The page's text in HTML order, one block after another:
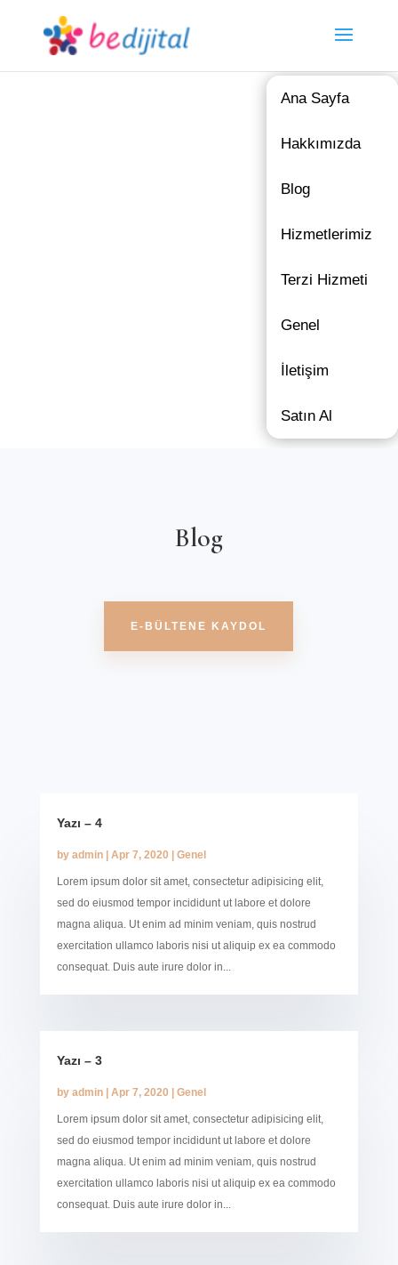
Ana Sayfa
Hakkımızda
Blog
Hizmetlerimiz
Terzi Hizmeti
Genel
İletişim
Satın Al
Blog
E-BÜLTENE KAYDOL
Yazı – 4
by admin| Apr 7, 2020 Genel
Lorem ipsum dolor sit amet, consectetur adipisicing elit,
sed do eiusmod tempor incididunt ut labore et dolore
magna aliqua. Ut enim ad minim veniam, quis nostrud
exercitation ullamco laboris nisi ut aliquip ex ea commodo
consequat. Duis aute irure dolor in...
Yazı – 3
by admin| Apr 7, 2020 Genel
Lorem ipsum dolor sit amet, consectetur adipisicing elit,
sed do eiusmod tempor incididunt ut labore et dolore
magna aliqua. Ut enim ad minim veniam, quis nostrud
exercitation ullamco laboris nisi ut aliquip ex ea commodo
consequat. Duis aute irure dolor in...